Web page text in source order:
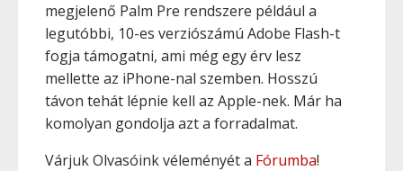
megjelenő Palm Pre rendszere például a
legutóbbi, 10-es verziószámú Adobe Flash-t
fogja támogatni, ami még egy érv lesz
mellette az iPhone-nal szemben. Hosszú
távon tehát lépnie kell az Apple-nek. Már ha
komolyan gondolja azt a forradalmat.
Várjuk Olvasóink véleményét a Fórumba!